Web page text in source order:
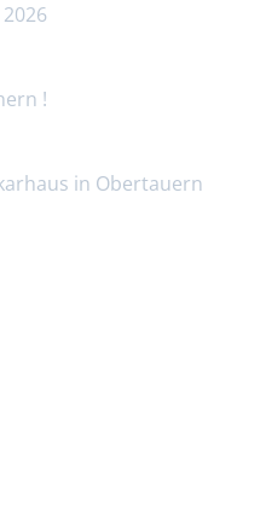
!
in Obertauern